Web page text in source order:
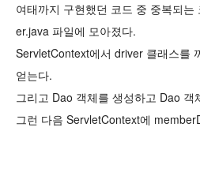
여태까지 구현했던 코드 중 중복되
er.java 파일에 모아졌다.
ServletContext에서 driver 클래스를
얻는다.
그리고 Dao 객체를 생성하고 Dao
그런 다음 ServletContext에